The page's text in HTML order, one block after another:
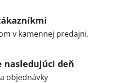
v kamennej predajni.
nasledujúci deň
objednávky